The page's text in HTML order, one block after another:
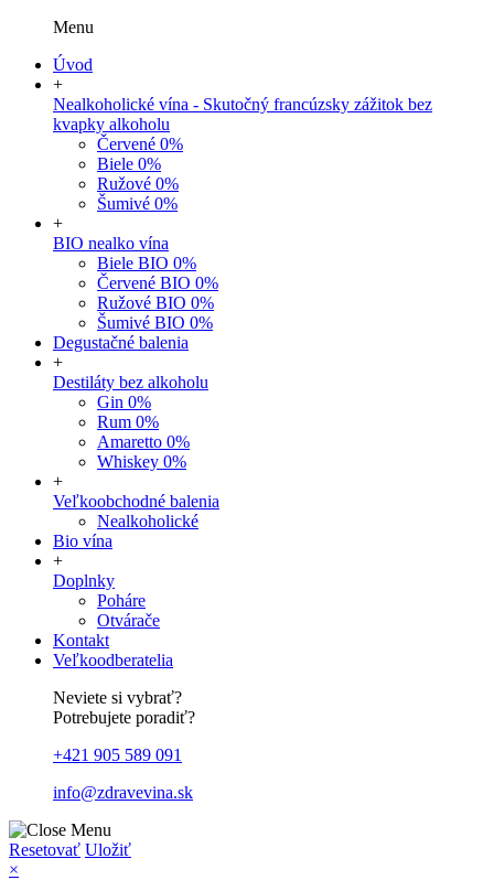
Menu
Úvod
+
Nealkoholické vína - Skutočný francúzsky zážitok bez
kvapky alkoholu
Červené 0%
Biele 0%
Ružové 0%
Šumivé 0%
+
BIO nealko vína
Biele BIO 0%
Červené BIO 0%
Ružové BIO 0%
Šumivé BIO 0%
Degustačné balenia
+
Destiláty bez alkoholu
Gin 0%
Rum 0%
Amaretto 0%
Whiskey 0%
+
Veľkoobchodné balenia
Nealkoholické
Bio vína
+
Doplnky
Poháre
Otvárače
Kontakt
Veľkoodberatelia
Neviete si vybrať?
Potrebujete poradiť?
+421 905 589 091
info@zdravevina.sk
Resetovať Uložiť
×